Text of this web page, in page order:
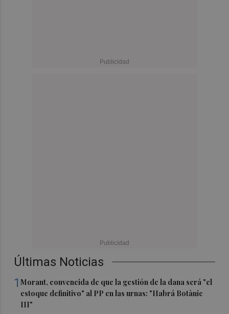
Últimas Noticias
1Morant, convencida de que la gestión de la dana será "el
estoque definitivo" al PP en las urnas: "Habrá Botànic
III"